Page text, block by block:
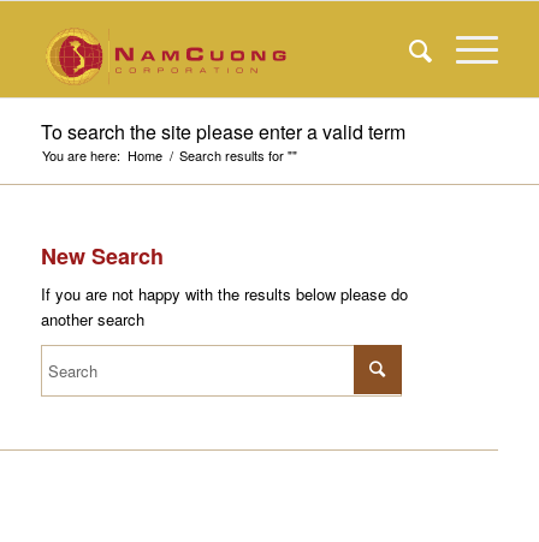
To search the site please enter a valid term
You are here: Home / Search results for ""
New Search
If you are not happy with the results below please do
another search